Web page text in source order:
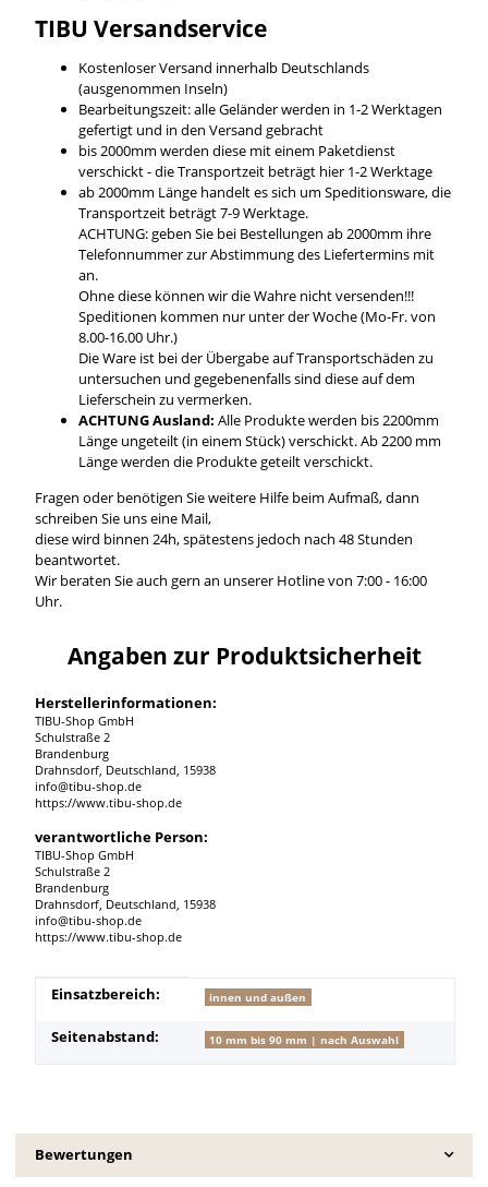
TIBU Versandservice
Kostenloser Versand innerhalb Deutschlands
(ausgenommen Inseln)
Bearbeitungszeit: alle Geländer werden in 1-2 Werktagen
gefertigt und in den Versand gebracht
bis 2000mm werden diese mit einem Paketdienst
verschickt - die Transportzeit beträgt hier 1-2 Werktage
ab 2000mm Länge handelt es sich um Speditionsware, die
Transportzeit beträgt 7-9 Werktage.
ACHTUNG: geben Sie bei Bestellungen ab 2000mm ihre
Telefonnummer zur Abstimmung des Liefertermins mit
an.
Ohne diese können wir die Wahre nicht versenden!!!
Speditionen kommen nur unter der Woche (Mo-Fr. von
8.00-16.00 Uhr.)
Die Ware ist bei der Übergabe auf Transportschäden zu
untersuchen und gegebenenfalls sind diese auf dem
Lieferschein zu vermerken.
ACHTUNG Ausland: Alle Produkte werden bis 2200mm
Länge ungeteilt (in einem Stück) verschickt. Ab 2200 mm
Länge werden die Produkte geteilt verschickt.
Fragen oder benötigen Sie weitere Hilfe beim Aufmaß, dann
schreiben Sie uns eine Mail,
diese wird binnen 24h, spätestens jedoch nach 48 Stunden
beantwortet.
Wir beraten Sie auch gern an unserer Hotline von 7:00 - 16:00
Uhr.
Angaben zur Produktsicherheit
Herstellerinformationen:
TIBU-Shop GmbH
Schulstraße 2
Brandenburg
Drahnsdorf, Deutschland, 15938
info@tibu-shop.de
https://www.tibu-shop.de
verantwortliche Person:
TIBU-Shop GmbH
Schulstraße 2
Brandenburg
Drahnsdorf, Deutschland, 15938
info@tibu-shop.de
https://www.tibu-shop.de
Produkteigenschaft
Wert
Einsatzbereich: innen und außen
Seitenabstand: 10 mm bis 90 mm | nach Auswahl
Bewertungen